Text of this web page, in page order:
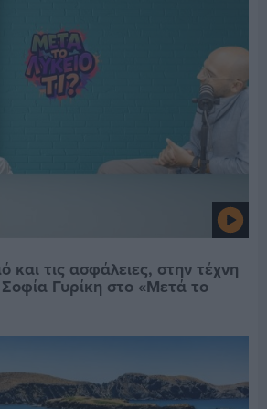
και τις ασφάλειες, στην τέχνη
Γυρίκη στο «Μετά το